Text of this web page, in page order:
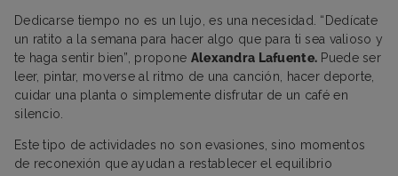
Dedicarse tiempo no es un lujo, es una necesidad. “Dedícate
un ratito a la semana para hacer algo que para ti sea valioso y
te haga sentir bien”, propone Alexandra Lafuente. Puede ser
leer, pintar, moverse al ritmo de una canción, hacer deporte,
cuidar una planta o simplemente disfrutar de un café en
silencio.
Este tipo de actividades no son evasiones, sino momentos
de reconexión que ayudan a restablecer el equilibrio